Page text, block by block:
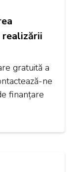
gratuită a
ne
finanțare